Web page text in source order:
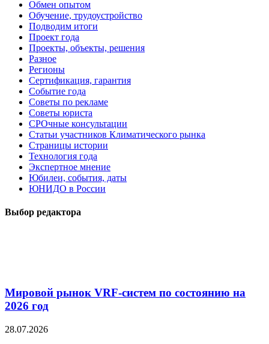
Обмен опытом
Обучение, трудоустройство
Подводим итоги
Проект года
Проекты, объекты, решения
Разное
Регионы
Сертификация, гарантия
Событие года
Советы по рекламе
Советы юриста
СРОчные консультации
Статьи участников Климатического рынка
Страницы истории
Технология года
Экспертное мнение
Юбилеи, события, даты
ЮНИДО в России
Выбор редактора
Мировой рынок VRF-систем по состоянию на
2026 год
28.07.2026